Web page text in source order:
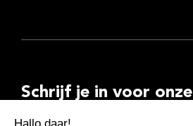
Schrijf je in voor